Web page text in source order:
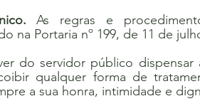
As regras e
na Portaria nº 199, de 11 de
do servidor público
qualquer forma de
a sua honra, intimidade e